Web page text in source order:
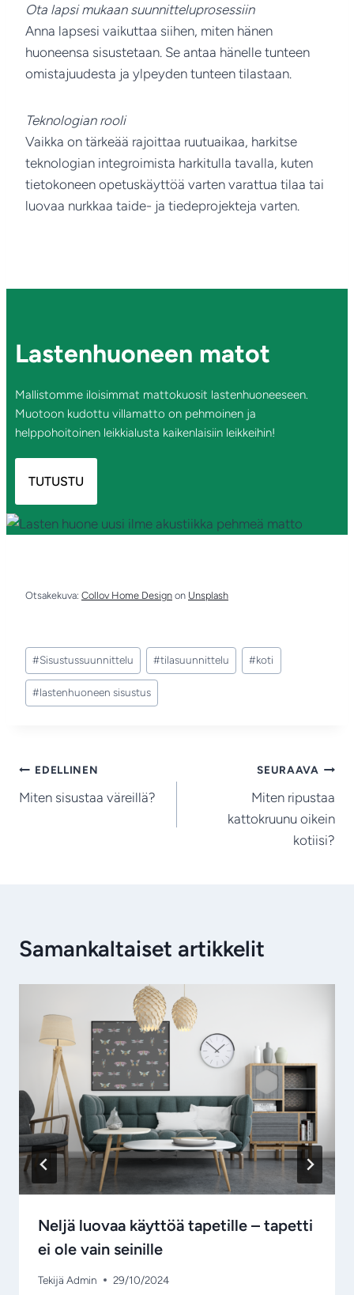
Ota lapsi mukaan suunnitteluprosessiin
Anna lapsesi vaikuttaa siihen, miten hänen
huoneensa sisustetaan. Se antaa hänelle tunteen
omistajuudesta ja ylpeyden tunteen tilastaan.
Teknologian rooli
Vaikka on tärkeää rajoittaa ruutuaikaa, harkitse
teknologian integroimista harkitulla tavalla, kuten
tietokoneen opetuskäyttöä varten varattua tilaa tai
luovaa nurkkaa taide- ja tiedeprojekteja varten.
Lastenhuoneen matot
Mallistomme iloisimmat mattokuosit lastenhuoneeseen.
Muotoon kudottu villamatto on pehmoinen ja
helppohoitoinen leikkialusta kaikenlaisiin leikkeihin!
TUTUSTU
Otsakekuva: Collov Home Design on Unsplash
Avainsanat:
#Sisustussuunnittelu #tilasuunnittelu #koti
#lastenhuoneen sisustus
Artikkelien
selaus
EDELLINEN
Miten sisustaa väreillä?
SEURAAVA
Miten ripustaa
kattokruunu oikein
kotiisi?
Samankaltaiset artikkelit
Neljä luovaa käyttöä tapetille – tapetti
ei ole vain seinille
Tekijä Admin 29/10/2024